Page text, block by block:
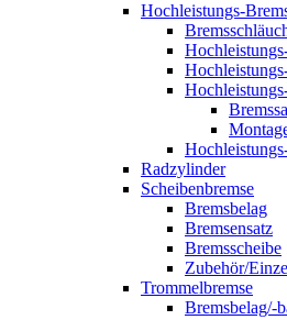
Hochleistungs-
Radzylinder
Scheibenbremse
Bremsbelag
Bremsensatz
Bremsscheibe
Zubehör/
Trommelbremse
Bremsbelag/-